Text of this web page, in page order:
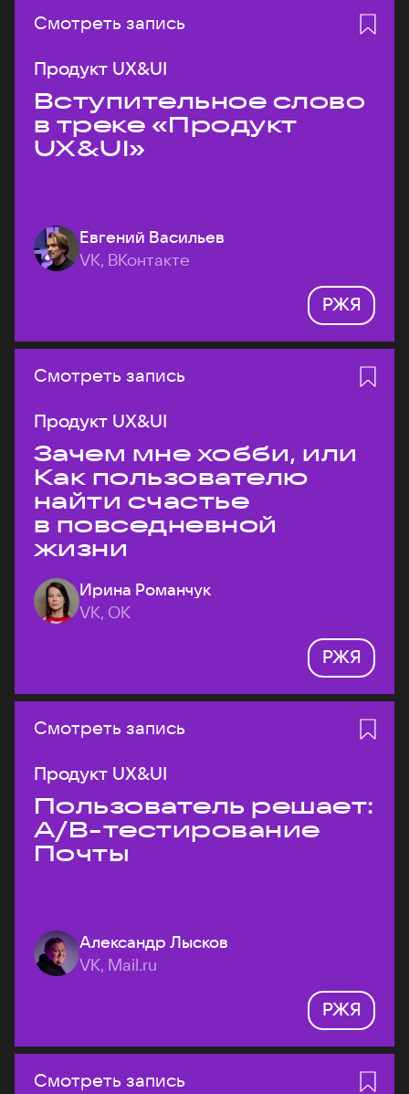
Смотреть запись
Продукт UX&UI
Вступительное слово
в треке «Продукт
UX&UI»
Евгений Васильев
VK, ВКонтакте
РЖЯ
Смотреть запись
Продукт UX&UI
Зачем мне хобби, или
Как пользователю
найти счастье
в повседневной
жизни
Ирина Романчук
VK, ОК
РЖЯ
Смотреть запись
Продукт UX&UI
Пользователь решает:
A/B-тестирование
Почты
Александр Лысков
VK, Mail.ru
РЖЯ
Смотреть запись